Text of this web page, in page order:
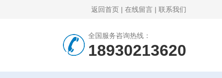
返回首页 | 在线留言 | 联系我们
全国服务咨询热线：
18930213620